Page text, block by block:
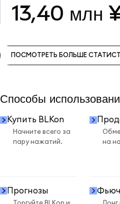
13,40 млн
ПОСМОТРЕТЬ БОЛЬШЕ
Способы
Купить BLKon
Начните всего за
пару нажатий.
на
Прогнозы